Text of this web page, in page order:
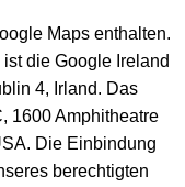
Maps enthalten.
ist die Google Ireland
4, Irland. Das
1600 Amphitheatre
Die Einbindung
berechtigten